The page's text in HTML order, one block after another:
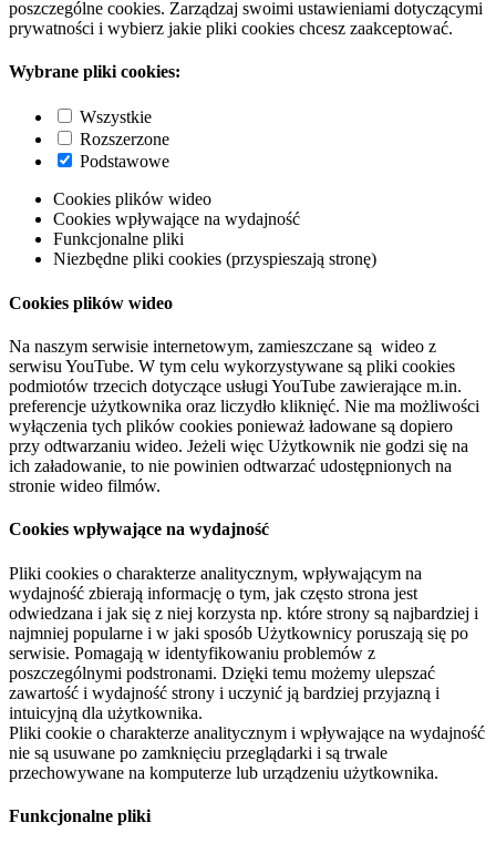
poszczególne cookies. Zarządzaj swoimi ustawieniami dotyczącymi
prywatności i wybierz jakie pliki cookies chcesz zaakceptować.
Wybrane pliki cookies:
Wszystkie
Rozszerzone
Podstawowe
Cookies plików wideo
Cookies wpływające na wydajność
Funkcjonalne pliki
Niezbędne pliki cookies (przyspieszają stronę)
Cookies plików wideo
Na naszym serwisie internetowym, zamieszczane są wideo z
serwisu YouTube. W tym celu wykorzystywane są pliki cookies
podmiotów trzecich dotyczące usługi YouTube zawierające m.in.
preferencje użytkownika oraz liczydło kliknięć. Nie ma możliwości
wyłączenia tych plików cookies ponieważ ładowane są dopiero
przy odtwarzaniu wideo. Jeżeli więc Użytkownik nie godzi się na
ich załadowanie, to nie powinien odtwarzać udostępnionych na
stronie wideo filmów.
Cookies wpływające na wydajność
Pliki cookies o charakterze analitycznym, wpływającym na
wydajność zbierają informację o tym, jak często strona jest
odwiedzana i jak się z niej korzysta np. które strony są najbardziej i
najmniej popularne i w jaki sposób Użytkownicy poruszają się po
serwisie. Pomagają w identyfikowaniu problemów z
poszczególnymi podstronami. Dzięki temu możemy ulepszać
zawartość i wydajność strony i uczynić ją bardziej przyjazną i
intuicyjną dla użytkownika.
Pliki cookie o charakterze analitycznym i wpływające na wydajność
nie są usuwane po zamknięciu przeglądarki i są trwale
przechowywane na komputerze lub urządzeniu użytkownika.
Funkcjonalne pliki